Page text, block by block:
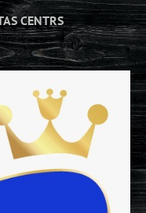
CENTRS
cehā,
ATPŪTAS CENTRS
LIDO DZIRNAVAS
LIDO
salmiņu